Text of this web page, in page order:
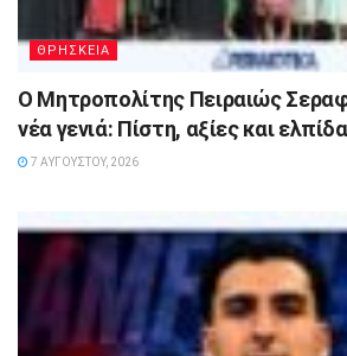
ΘΡΗΣΚΕΙΑ
Ο Μητροπολίτης Πειραιώς
νέα γενιά: Πίστη, αξίες και
7 ΑΥΓΟΎΣΤΟΥ, 2026